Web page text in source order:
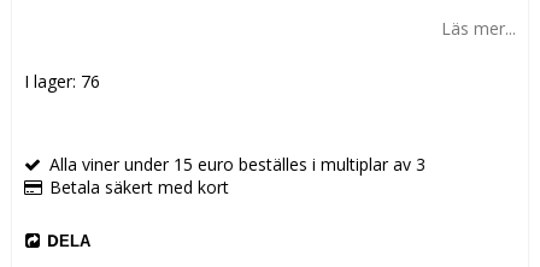
Läs mer...
I lager: 76
Alla viner under 15 euro beställes i multiplar av 3
Betala säkert med kort
DELA